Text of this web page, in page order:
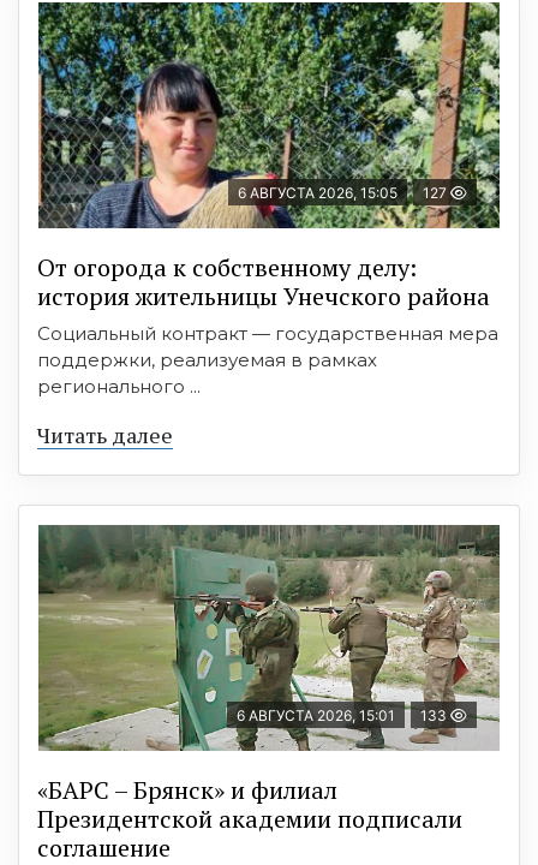
6 АВГУСТА 2026, 15:05 127
От огорода к собственному делу:
история жительницы Унечского района
Социальный контракт — государственная мера
поддержки, реализуемая в рамках
регионального ...
Читать далее
6 АВГУСТА 2026, 15:01 133
«БАРС – Брянск» и филиал
Президентской академии подписали
соглашение